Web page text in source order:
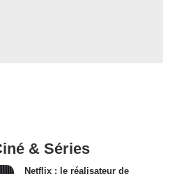
& Séries
Netflix : le réalisateur de